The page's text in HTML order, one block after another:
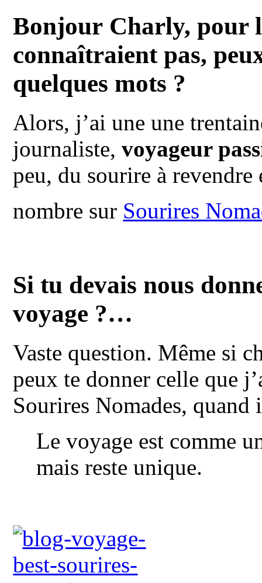
Bonjour Charly, pour
connaîtraient pas,
quelques mots ?
Alors, j’ai une une
journaliste,voyageur
peu, du sourire à
nombre sur Sourires
Si tu devais nous
voyage ?…
Vaste question. Même si
peux te donner celle que
Sourires Nomades, quand
Le voyage est comme
mais reste unique.